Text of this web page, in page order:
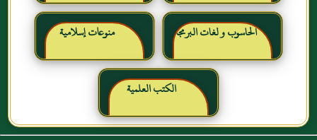
الحاسوب و لغات البرمجة منوعات إسلامية
الكتب العلمية